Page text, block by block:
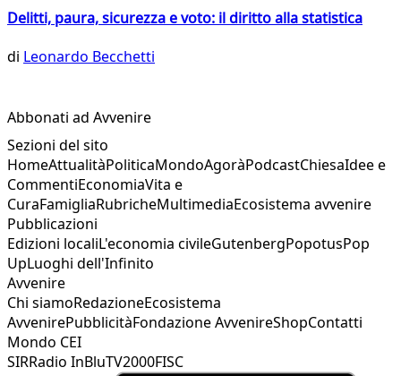
Delitti, paura, sicurezza e voto: il diritto alla statistica
di Leonardo Becchetti
Abbonati ad Avvenire
Sezioni del sito
HomeAttualitàPoliticaMondoAgoràPodcastChiesaIdee e
CommentiEconomiaVita e
CuraFamigliaRubricheMultimediaEcosistema avvenire
Pubblicazioni
Edizioni localiL'economia civileGutenbergPopotusPop
UpLuoghi dell'Infinito
Avvenire
Chi siamoRedazioneEcosistema
AvvenirePubblicitàFondazione AvvenireShopContatti
Mondo CEI
SIRRadio InBluTV2000FISC